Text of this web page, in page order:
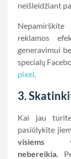
neišleidžiant
reklamos
generavimui
specialų
pixel.
3.
Kai jau
pasiūlykite
visiems
nebereikia.